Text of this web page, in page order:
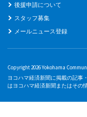
後援申請について
スタッフ募集
メールニュース登録
Copyright 2026 Yokohama
ヨコハマ経済新聞に掲載の記事
はヨコハマ経済新聞またはその